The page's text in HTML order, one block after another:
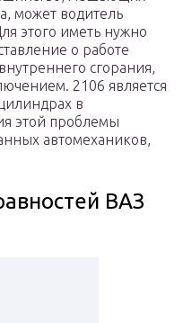
может водитель
этого иметь нужно
о работе
сгорания,
2106 является
в
этой проблемы
автомехаников,
ВАЗ